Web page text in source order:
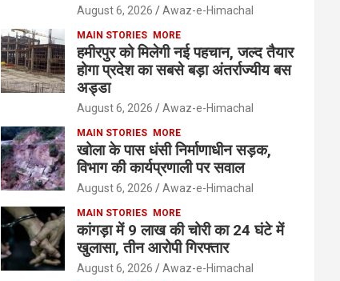
August 6, 2026 Awaz-e-Himachal
MAIN STORIES MORE
हमीरपुर को मिलेगी नई पहचान, जल्द तैयार
होगा प्रदेश का सबसे बड़ा अंतर्राज्यीय बस
अड्डा
August 6, 2026 Awaz-e-Himachal
MAIN STORIES MORE
खोला के पास धंसी निर्माणाधीन सड़क,
विभाग की कार्यप्रणाली पर सवाल
August 6, 2026 Awaz-e-Himachal
MAIN STORIES MORE
कांगड़ा में 9 लाख की चोरी का 24 घंटे में
खुलासा, तीन आरोपी गिरफ्तार
August 6, 2026 Awaz-e-Himachal